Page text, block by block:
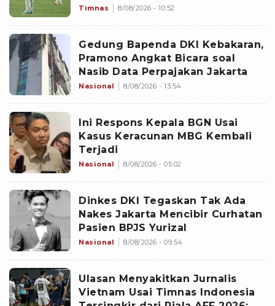
Untungkan Singapura dan
Timnas 8/08/2026 - 10:52
Gedung Bapenda DKI Kebakaran,
Pramono Angkat Bicara soal
Nasib Data Perpajakan Jakarta
Nasional 8/08/2026 - 13:54
Ini Respons Kepala BGN Usai
Kasus Keracunan MBG Kembali
Terjadi
Nasional 8/08/2026 - 05:02
Dinkes DKI Tegaskan Tak Ada
Nakes Jakarta Mencibir Curhatan
Pasien BPJS Yurizal
Nasional 8/08/2026 - 09:54
Ulasan Menyakitkan Jurnalis
Vietnam Usai Timnas Indonesia